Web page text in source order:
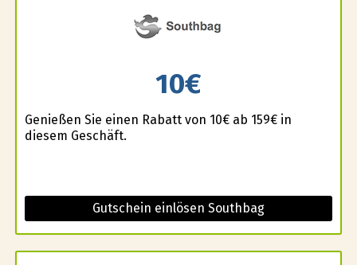
10€
Genießen Sie einen Rabatt von 10€ ab 159€ in
diesem Geschäft.
Gutschein einlösen Southbag